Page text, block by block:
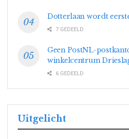
Dotterlaan wordt
7 GEDEELD
Geen PostNL-
winkelcentrum
6 GEDEELD
Uitgelicht